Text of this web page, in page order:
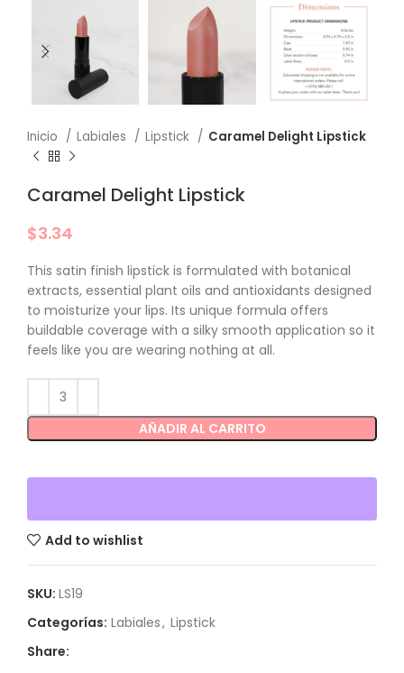
Inicio Labiales Lipstick Caramel Delight Lipstick
Caramel Delight Lipstick
$3.34
This satin finish lipstick is formulated with botanical
extracts, essential plant oils and antioxidants designed
to moisturize your lips. Its unique formula offers
buildable coverage with a silky smooth application so it
feels like you are wearing nothing at all.
AÑADIR AL CARRITO
Add to wishlist
SKU: LS19
Categorías: Labiales, Lipstick
Share: